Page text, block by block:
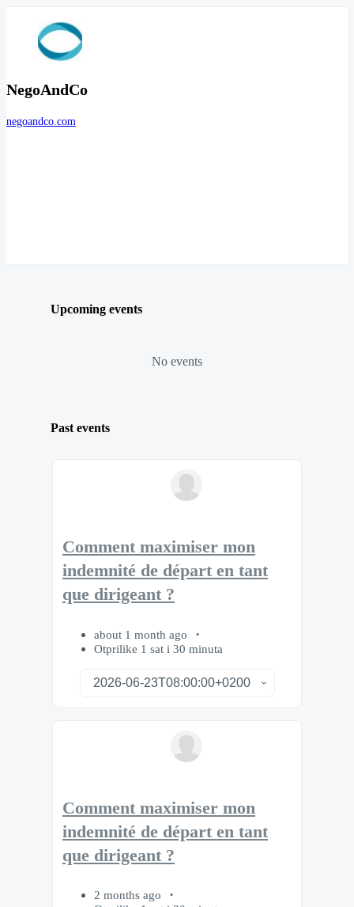
NegoAndCo
negoandco.com
Upcoming events
No events
Past events
Comment maximiser mon
indemnité de départ en tant
que dirigeant ?
about 1 month ago
Otprilike 1 sat i 30 minuta
Comment maximiser mon
indemnité de départ en tant
que dirigeant ?
2 months ago